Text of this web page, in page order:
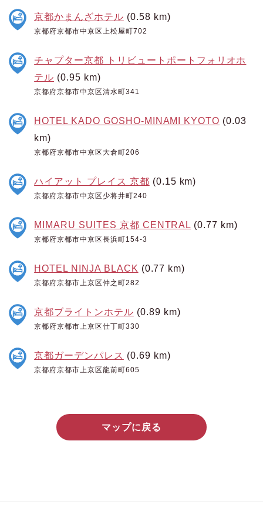
京都かまんざホテル (0.58 km)
京都府京都市中京区上松屋町702
チャプター京都 トリビュートポートフォリオホ
テル (0.95 km)
京都府京都市中京区清水町341
HOTEL KADO GOSHO-MINAMI KYOTO (0.03
km)
京都府京都市中京区大倉町206
ハイアット プレイス 京都 (0.15 km)
京都府京都市中京区少将井町240
MIMARU SUITES 京都 CENTRAL (0.77 km)
京都府京都市中京区長浜町154-3
HOTEL NINJA BLACK (0.77 km)
京都府京都市上京区仲之町282
京都ブライトンホテル (0.89 km)
京都府京都市上京区仕丁町330
京都ガーデンパレス (0.69 km)
京都府京都市上京区龍前町605
マップに戻る